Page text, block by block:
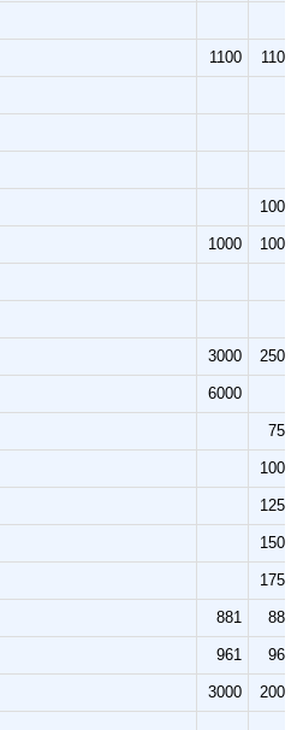
1100 1100
1000
1000 1000
3000 2500
6000
750
1000
1250
1500
1750
881 881
961 961
3000 2000